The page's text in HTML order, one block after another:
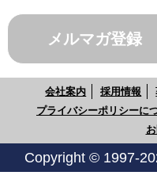
メルマガ登録
会社案内 採用情報
プライバシーポリシーに
Copyright © 1997-